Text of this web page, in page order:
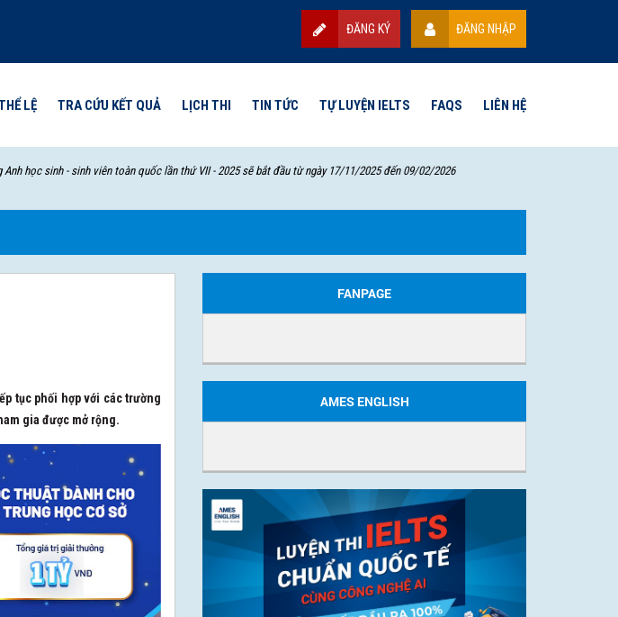
ĐĂNG KÝ ĐĂNG NHẬP
- sinh viên toàn quốc lần thứ VII - 2025 sẽ bắt đầu từ ngày 17/11/2025 đến 09/02/2026
LỆ TRA CỨU KẾT QUẢ LỊCH THI TIN TỨC TỰ LUYỆN IELTS FAQS LIÊN HỆ
tục phối hợp với các trường
gia được mở rộng.
FANPAGE
AMES ENGLISH